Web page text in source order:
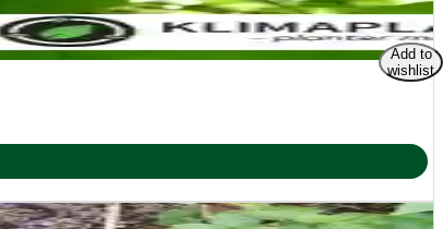
Add to
wishlist